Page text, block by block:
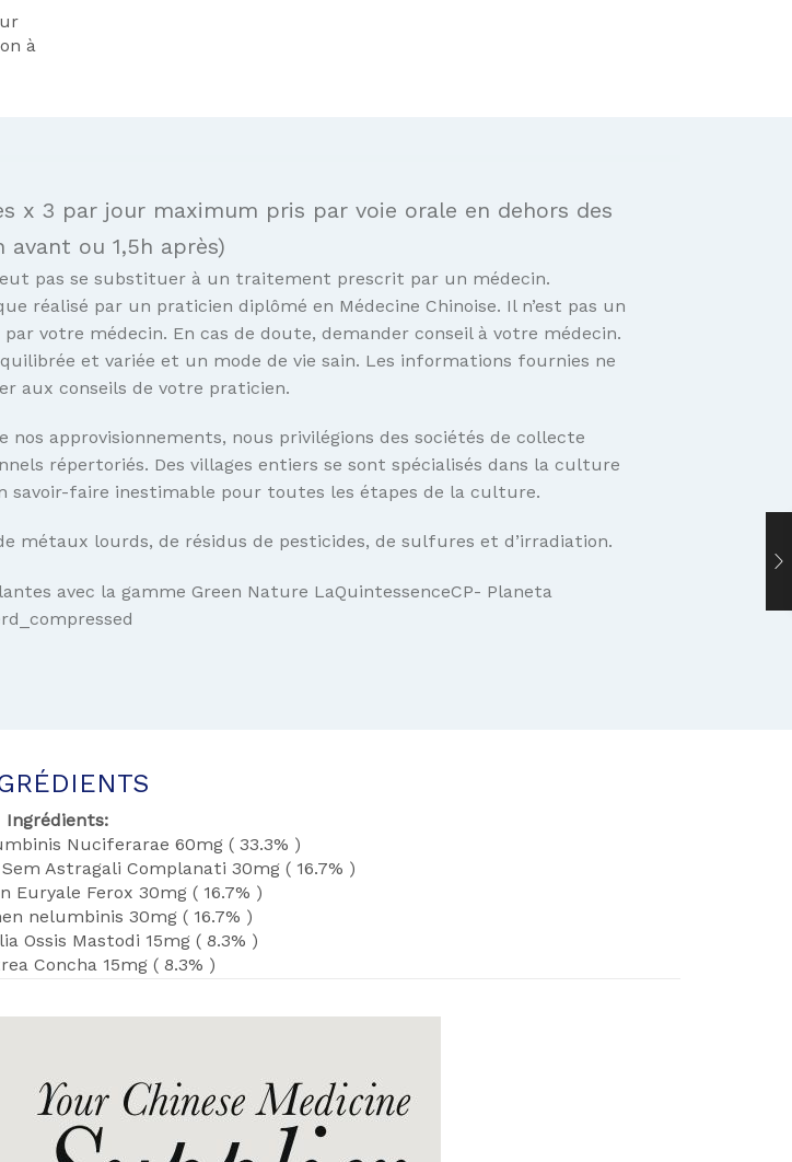
à
x 3 par jour maximum pris par voie orale en dehors des
avant ou 1,5h après)
pas se substituer à un traitement prescrit par un médecin.
réalisé par un praticien diplômé en Médecine Chinoise. Il n’est pas un
votre médecin. En cas de doute, demander conseil à votre médecin.
et variée et un mode de vie sain. Les informations fournies ne
aux conseils de votre praticien.
approvisionnements, nous privilégions des sociétés de collecte
répertoriés. Des villages entiers se sont spécialisés dans la culture
savoir-faire inestimable pour toutes les étapes de la culture.
métaux lourds, de résidus de pesticides, de sulfures et d’irradiation.
avec la gamme Green Nature LaQuintessenceCP- Planeta
Ingrédients:
Nuciferarae 60mg ( 33.3% )
Astragali Complanati 30mg ( 16.7% )
Euryale Ferox 30mg ( 16.7% )
nelumbinis 30mg ( 16.7% )
Ossis Mastodi 15mg ( 8.3% )
Concha 15mg ( 8.3% )